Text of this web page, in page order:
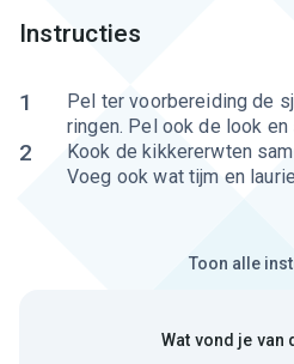
Instructies
1
Pel ter voorbereiding de
ringen. Pel ook de look en
2
Kook de kikkererwten
Voeg ook wat tijm en
Toon alle
Wat vond je van